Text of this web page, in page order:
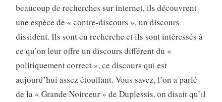
beaucoup de recherches sur internet, ils découvrent
une espèce de « contre-discours », un discours
dissident. Ils sont en recherche et ils sont intéressés à
ce qu’on leur offre un discours différent du «
politiquement correct », ce discours qui est
aujourd’hui assez étouffant. Vous savez, l’on a parlé
de la « Grande Noirceur » de Duplessis, on disait qu’il